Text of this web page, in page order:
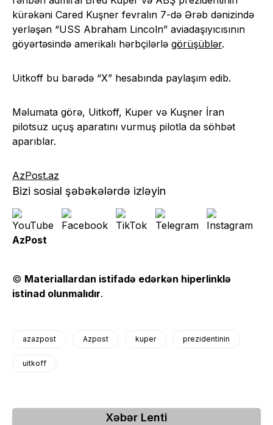
kürəkəni Cared Kuşner fevralın 7-də Ərəb dənizində
yerləşən “USS Abraham Lincoln” aviadaşıyıcısının
göyərtəsində amerikalı hərbçilərlə görüşüblər.
Uitkoff bu barədə “X” hesabında paylaşım edib.
Məlumata görə, Uitkoff, Kuper və Kuşner İran
pilotsuz uçuş aparatını vurmuş pilotla da söhbət
aparıblar.
AzPost.az
Bizi sosial şəbəkələrdə izləyin
AzPost
© Materiallardan istifadə edərkən hiperlinklə
istinad olunmalıdır.
azazpost Azpost kuper prezidentinin
uitkoff
Xəbər Lenti